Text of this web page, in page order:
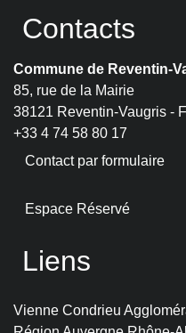
Contacts
Commune de Reventin-
85, rue de la Mairie
38121 Reventin-Vaugris -
+33 4 74 58 80 17
Contact par formulaire
Espace Réservé
Liens
Vienne Condrieu